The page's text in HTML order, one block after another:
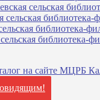
сельская
сельская
библиотека-
библиотека-